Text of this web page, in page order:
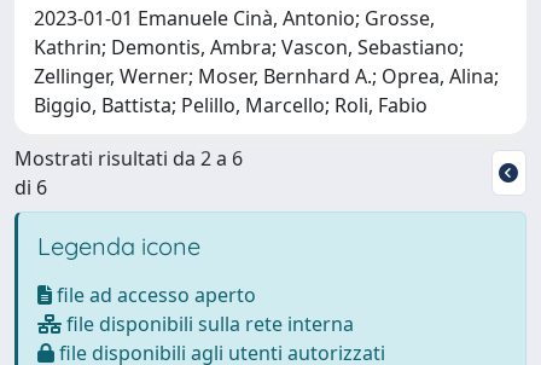
2023-01-01 Emanuele Cinà, Antonio; Grosse,
Kathrin; Demontis, Ambra; Vascon, Sebastiano;
Zellinger, Werner; Moser, Bernhard A.; Oprea, Alina;
Biggio, Battista; Pelillo, Marcello; Roli, Fabio
Mostrati risultati da 2 a 6
di 6
Legenda icone
file ad accesso aperto
file disponibili sulla rete interna
file disponibili agli utenti autorizzati